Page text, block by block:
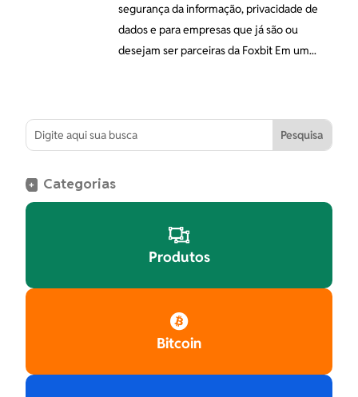
segurança da informação, privacidade de
dados e para empresas que já são ou
desejam ser parceiras da Foxbit Em um...
+ Categorias

Produtos

Bitcoin